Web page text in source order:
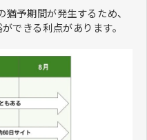
予期間が発生するため、
できる利点があります。